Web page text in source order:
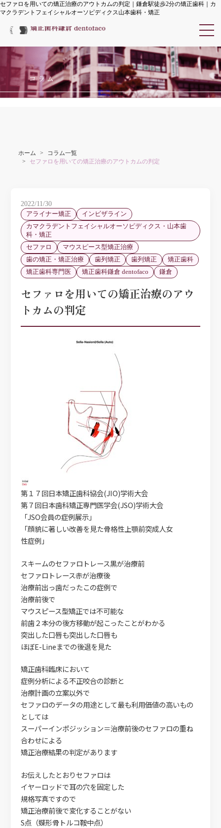
セファロを用いての矯正治療のアウトカムの判定｜鎌倉駅徒歩2分の矯正歯科｜カ
マクラデントフェイシャルオーソピディクス山本歯科・矯正
カマクラデントフェイシャ
コラム
ホーム
コラム一覧
セファロを用いての矯正治療のアウトカムの判定
2022/11/30
アライナー矯正
インビザライン
カマクラデントフェイシャルオーソピディクス・山本歯
科・矯正
セファロ
マウスピース型矯正治療
歯の矯正・矯正治療
歯列矯正 歯列矯正
矯正歯科
矯正歯科専門医
矯正歯科鎌倉 dentofaco 鎌倉
セファロを用いての矯正治療のアウ
トカムの判定
第１７回日本矯正歯科協会(JIO)学術大会
第７回日本歯科矯正専門医学会(JSO)学術大会
「JSO会員の症例展示」
「顔貌に著しい改善を見た骨格性上顎前突成人女
性症例」
スキームのセファロトレース黒が治療前
セファロトレース赤が治療後
治療前出っ歯だったこの症例で
治療前後で
マウスピース型矯正では不可能な
前歯２本分の後方移動が起こったことがわかる
突出した口唇も突出した口唇も
ほぼE-Lineまでの後退を見た
矯正歯科臨床において
症例分析による不正咬合の診断と
治療計画の立案以外で
セファロのデータの用途として最も利用価値の高いもの
としては
スーパーインポジッション＝治療前後のセファロの重ね
合わせによる
矯正治療結果の判定があります
お伝えしたとおりセファロは
イヤーロッドで耳の穴を固定した
規格写真ですので
矯正治療前後で変化することがない
S点（蝶形骨トルコ鞍中点）